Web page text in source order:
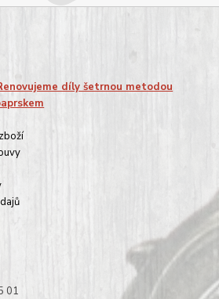
díly šetrnou metodou
01